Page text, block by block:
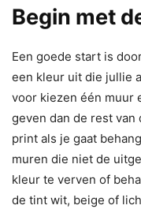
Begin met
Een goede start is
een kleur uit die jullie
voor kiezen één muur
geven dan de rest
print als je gaat
muren die niet de
kleur te verven of
de tint wit, beige of